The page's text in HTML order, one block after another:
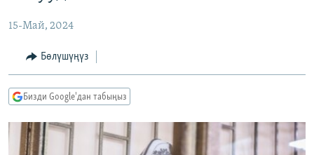
МАДАНИЯТ
ТВ ПРОГРАММАЛАР
БҮГҮН АЗАТТЫКТА
ДАНИСТЕ
ПОДКАСТ
Русский
15-Май, 2024
Бөлүшүңүз
Бизди Google'дан табыңыз